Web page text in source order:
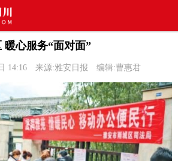
暖心服务“面对面”
14:16 来源:雅安日报 编辑:曹惠君